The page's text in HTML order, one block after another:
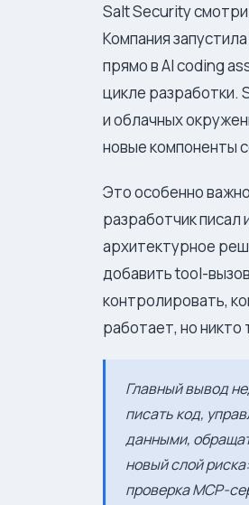
Salt Security
Компания
прямо в AI coding
цикле разработки.
и облачных
новые компоненты
Это особенно
разработчик
архитектурное
добавить tool-
контролировать,
работает, но никто
Главный вывод
писать код,
данными,
новый слой
проверка MCP-